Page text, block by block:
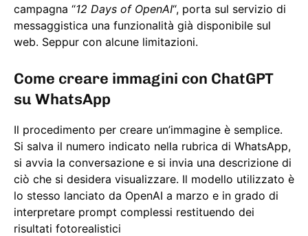
campagna “12 Days of OpenAI“, porta sul servizio di
messaggistica una funzionalità già disponibile sul
web. Seppur con alcune limitazioni.
Come creare immagini con ChatGPT
su WhatsApp
Il procedimento per creare un’immagine è semplice.
Si salva il numero indicato nella rubrica di WhatsApp,
si avvia la conversazione e si invia una descrizione di
ciò che si desidera visualizzare. Il modello utilizzato è
lo stesso lanciato da OpenAI a marzo e in grado di
interpretare prompt complessi restituendo dei
risultati fotorealistici